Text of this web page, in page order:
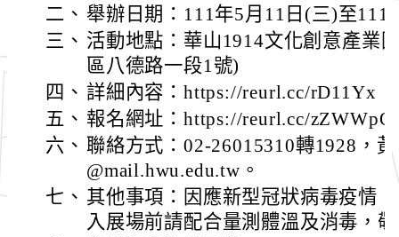
二、 舉辦日期：111年5月11日(三)至111
三、 活動地點：華山1914文化創意產業
區八德路一段1號)
四、 詳細內容：https://reurl.cc/rD11Yx
五、 報名網址：https://reurl.cc/zZWWpQ
六、 聯絡方式：02-26015310轉1928，
@mail.hwu.edu.tw。
七、 其他事項：因應新型冠狀病毒疫情
入展場前請配合量測體溫及消毒，